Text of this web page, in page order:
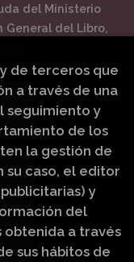
del Ministerio
del Libro,
de terceros que
a través de una
seguimiento y
de los
la gestión de
su caso, el editor
y
del
a través
sus hábitos de